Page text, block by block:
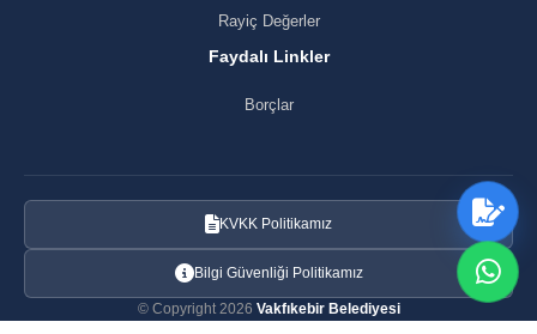
Rayiç Değerler
Faydalı Linkler
Borçlar
KVKK Politikamız
Bilgi Güvenliği Politikamız
© Copyright 2026 Vakfıkebir Belediyesi